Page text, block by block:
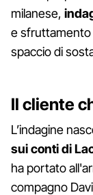
milanese,
e sfruttamento
spaccio di
Il cliente
L’indagine
sui conti di
ha portato
compagno